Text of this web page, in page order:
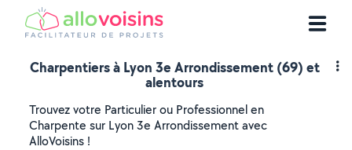
Charpentiers à Lyon 3e Arrondissement (69) et
alentours
Trouvez votre Particulier ou Professionnel en
Charpente sur Lyon 3e Arrondissement avec
AlloVoisins !